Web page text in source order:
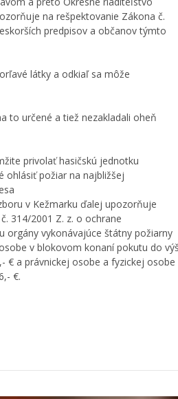
na rešpektovanie Zákona č.
predpisov a občanov týmto
látky a odkiaľ sa môže
to určené a tiež nezakladali oheň
privolať hasičskú jednotku
ohlásiť požiar na najbližšej
v Kežmarku ďalej upozorňuje
314/2001 Z. z. o ochrane
orgány vykonávajúce štátny požiarny
v blokovom konaní pokutu do
€ a právnickej osobe a fyzickej osobe
€.